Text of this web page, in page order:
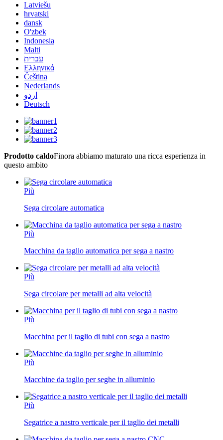
Latviešu
hrvatski
dansk
O'zbek
Indonesia
Malti
עברית
Ελληνικά
Čeština
Nederlands
اردو
Deutsch
Prodotto caldoFinora abbiamo maturato una ricca esperienza in
questo ambito
Più
Sega circolare automatica
Più
Macchina da taglio automatica per sega a nastro
Più
Sega circolare per metalli ad alta velocità
Più
Macchina per il taglio di tubi con sega a nastro
Più
Macchine da taglio per seghe in alluminio
Più
Segatrice a nastro verticale per il taglio dei metalli